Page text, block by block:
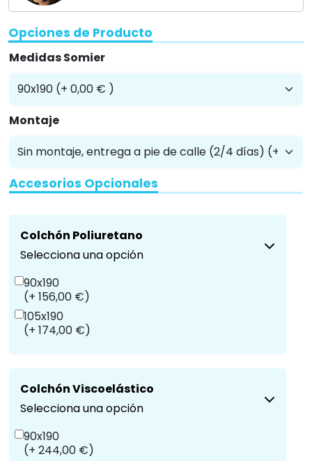
Opciones de Producto
Medidas Somier
Montaje
Accesorios Opcionales
Colchón Poliuretano
Selecciona una opción
90x190
(+ 156,00 €)
105x190
(+ 174,00 €)
Colchón Viscoelástico
Selecciona una opción
90x190
(+ 244,00 €)